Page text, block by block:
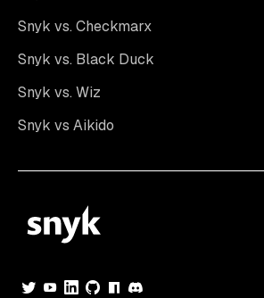
Snyk vs. Checkmarx
Snyk vs. Black Duck
Snyk vs. Wiz
Snyk vs Aikido